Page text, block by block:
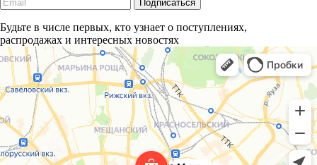
Будьте в числе первых, кто узнает о поступлениях,
распродажах и интересных новостях